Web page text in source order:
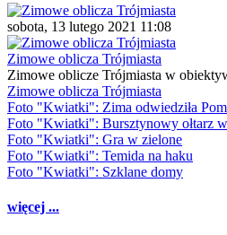
sobota, 13 lutego 2021 11:08
Zimowe oblicza Trójmiasta
Zimowe oblicze Trójmiasta w
Zimowe oblicza Trójmiasta
Foto "Kwiatki": Zima odwiedziła
Foto "Kwiatki": Bursztynowy ołtarz
Foto "Kwiatki": Gra w zielone
Foto "Kwiatki": Temida na haku
Foto "Kwiatki": Szklane domy
więcej ...